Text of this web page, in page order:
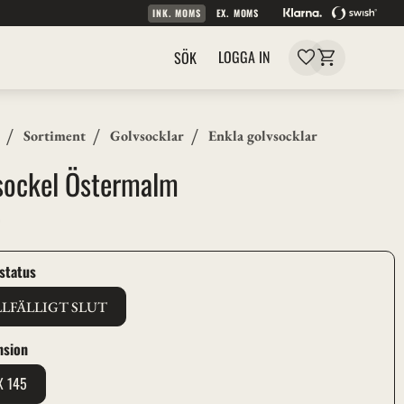
INK. MOMS EX. MOMS
SÖK LOGGA IN
Favoriter
Sortiment Golvsocklar Enkla golvsocklar
Östermalm
SLUT
145